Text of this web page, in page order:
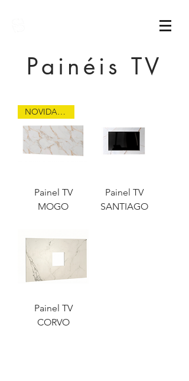
Painéis TV
NOVIDADE
Painel TV
MOGO
Painel TV
SANTIAGO
Painel TV
CORVO